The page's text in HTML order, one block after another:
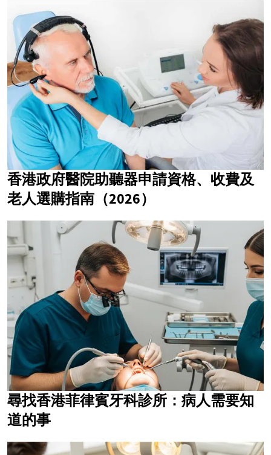
香港政府醫院助聽器申請資格、收費及
老人選購指南（2026）
尋找香港菲律賓牙科診所：病人需要知
道的事